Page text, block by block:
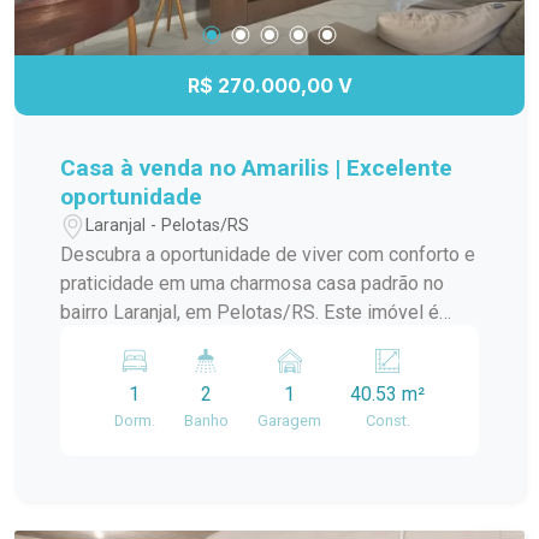
R$ 270.000,00 V
Casa à venda no Amarilis | Excelente
oportunidade
Laranjal - Pelotas/RS
Descubra a oportunidade de viver com conforto e
praticidade em uma charmosa casa padrão no
bairro Laranjal, em Pelotas/RS. Este imóvel é
bem localizado. A casa conta com amplos
ambientes, proporcionando uma ótima circulação
e iluminação natural. A sala de estar é perfeita
1
Dorm.
2
Banho
1
Garagem
40.53 m²
Const.